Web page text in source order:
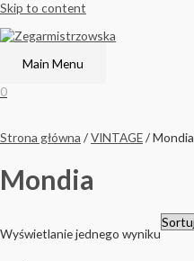
Skip to content
Main Menu
0
Strona główna /VINTAGE/ Mondia
Mondia
Wyświetlanie jednego wyniku